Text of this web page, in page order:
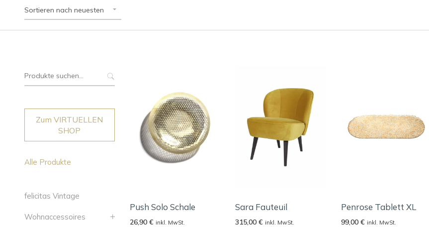
Sortieren nach neuesten
Push Solo Schale
26,90€ inkl. MwSt.
Sara Fauteuil
315,00€ inkl. MwSt.
Penrose Tablett XL
99,00€ inkl. MwSt.
Suche
Zum VIRTUELLEN
SHOP
Alle Produkte
felicitas Vintage
Wohnaccessoires